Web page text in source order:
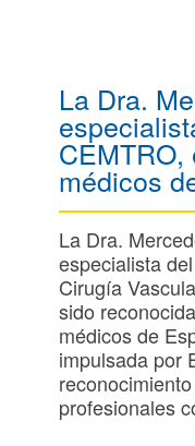
La Dra.
médicos
La Dra.
especialista
Cirugía
sido
médicos de
impulsada por
profesionales